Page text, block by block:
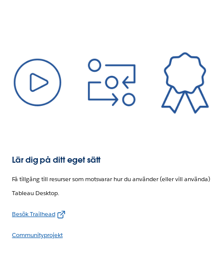
Lär dig på ditt eget sätt
Få tillgång till resurser som motsvarar hur du använder (eller vill använda)
Tableau Desktop.
Besök Trailhead
Communityprojekt